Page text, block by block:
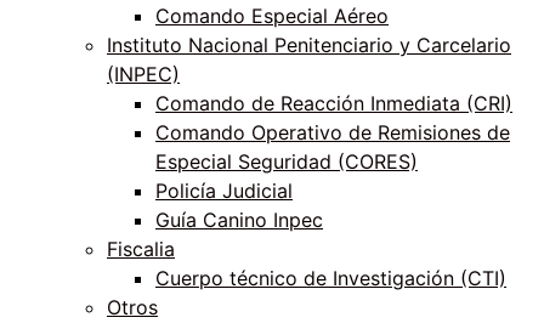
Comando Especial Aéreo
Instituto Nacional Penitenciario y Carcelario
(INPEC)
Comando de Reacción Inmediata (CRI)
Comando Operativo de Remisiones de
Especial Seguridad (CORES)
Policía Judicial
Guía Canino Inpec
Fiscalia
Cuerpo técnico de Investigación (CTI)
Otros